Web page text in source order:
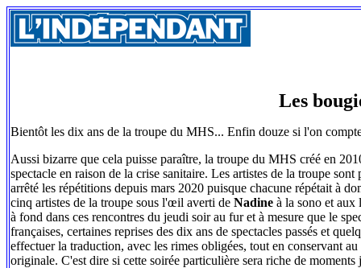
Les
Bientôt les dix ans de la troupe du MHS... Enfin douze si l'on
Aussi bizarre que cela puisse paraître, la troupe du MHS créé en
spectacle en raison de la crise sanitaire. Les artistes de la troupe
arrêté les répétitions depuis mars 2020 puisque chacune répétait à
cinq artistes de la troupe sous l'œil averti de Nadine à la sono et aux
à fond dans ces rencontres du jeudi soir au fur et à mesure que le
françaises, certaines reprises des dix ans de spectacles passés et
effectuer la traduction, avec les rimes obligées, tout en conservant
originale. C'est dire si cette soirée particulière sera riche de